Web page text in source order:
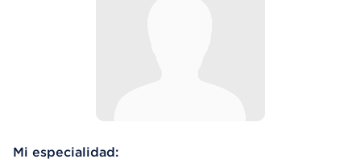
Mi especialidad: